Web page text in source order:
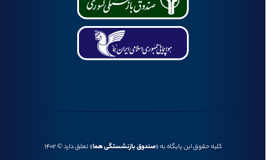
کلیه حقوق این پایگاه به «صندوق بازنشستگی هما» تعلق دارد © ۱۴۰۲